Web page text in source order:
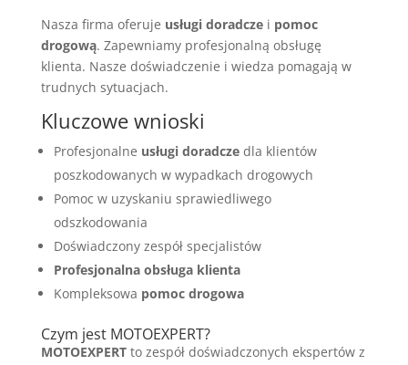
Nasza firma oferuje usługi doradczei pomoc
drogową. Zapewniamy profesjonalną obsługę
klienta. Nasze doświadczenie i wiedza pomagają w
trudnych sytuacjach.
Kluczowe wnioski
Profesjonalne usługi doradczedla klientów
poszkodowanych w wypadkach drogowych
Pomoc w uzyskaniu sprawiedliwego
odszkodowania
Doświadczony zespół specjalistów
Profesjonalna obsługa klienta
Kompleksowa pomoc drogowa
Czym jest MOTOEXPERT?
MOTOEXPERTto zespół doświadczonych ekspertów z